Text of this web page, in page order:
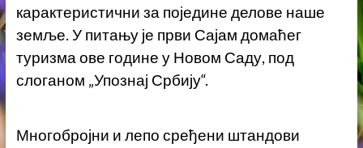
карактеристични за поједине делове наше
земље. У питању је први Сајам домаћег
туризма ове године у Новом Саду, под
слоганом „Упознај Србију“.
Многобројни и лепо сређени штандови